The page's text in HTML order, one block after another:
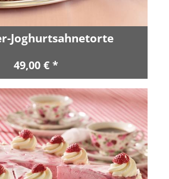
Joghurtsahnetorte
49,00 € *